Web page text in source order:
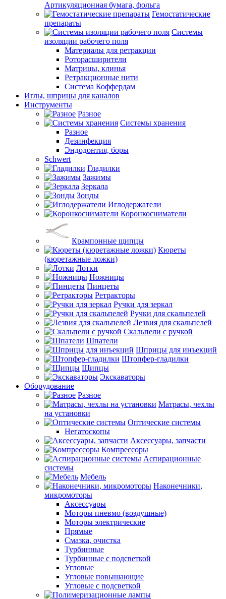
Артикуляционная бумага, фольга
Гемостатические
препараты
Системы
изоляции рабочего поля
Материалы для ретракции
Роторасширители
Матрицы, клинья
Ретракционные нити
Система Коффердам
Иглы, шприцы для каналов
Инструменты
Разное
Системы хранения
Разное
Дезинфекция
Эндодонтия, боры
Schwert
Гладилки
Зажимы
Зеркала
Зонды
Иглодержатели
Коронкосниматели
Крампонные щипцы
Кюреты
(кюретажные ложки)
Лотки
Ножницы
Пинцеты
Ретракторы
Ручки для зеркал
Ручки для скальпелей
Лезвия для скальпелей
Скальпели с ручкой
Шпатели
Шприцы для инъекций
Штопфер-гладилки
Щипцы
Экскаваторы
Оборудование
Разное
Матрасы, чехлы
на установки
Оптические системы
Негатоскопы
Аксессуары, запчасти
Компрессоры
Аспирационные
системы
Мебель
Наконечники,
микромоторы
Аксессуары
Моторы пневмо (воздушные)
Моторы электрические
Прямые
Смазка, очистка
Турбинные
Турбинные с подсветкой
Угловые
Угловые повышающие
Угловые с подсветкой